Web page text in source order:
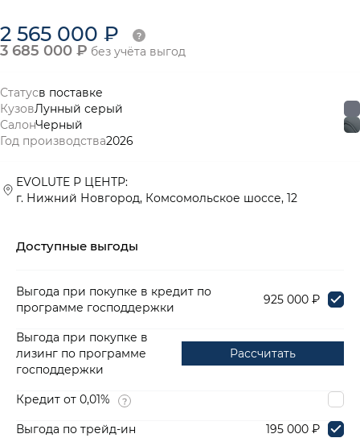
2 565 000 ₽
3 685 000 ₽ без учёта выгод
Статусв поставке
КузовЛунный серый
СалонЧерный
Год производства2026
EVOLUTE Р ЦЕНТР:
г. Нижний Новгород, Комсомольское шоссе, 12
Доступные выгоды
Выгода при покупке в кредит по
программе господдержки
925 000 ₽
Выгода при покупке в
лизинг по программе
господдержки
Рассчитать
Кредит от 0,01%
Выгода по трейд-ин
195 000 ₽